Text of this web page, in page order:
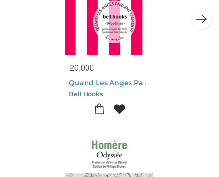
20,00€
Quand Les Anges Parlent D'amour : 50 Poemes
Bell Hooks